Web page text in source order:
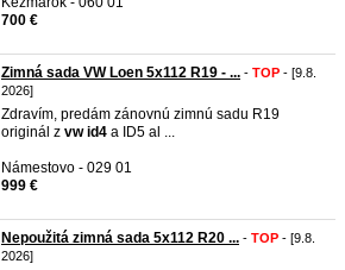
700 €
Zimná sada VW Loen 5x112 R19 - ... - TOP - [9.8.
2026]
Zdravím, predám zánovnú zimnú sadu R19
originál z vw id4 a ID5 al ...
Námestovo - 029 01
999 €
Nepoužitá zimná sada 5x112 R20 ... - TOP - [9.8.
2026]